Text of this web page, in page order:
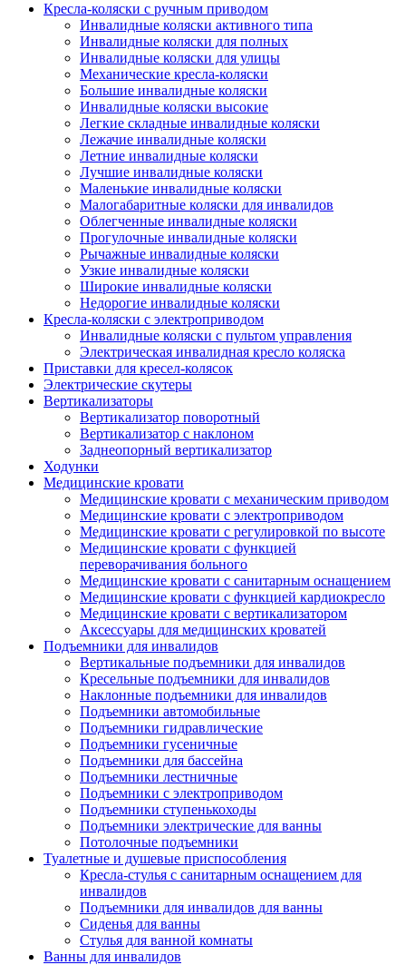
Кресла-коляски с ручным приводом
Инвалидные коляски активного типа
Инвалидные коляски для полных
Инвалидные коляски для улицы
Механические кресла-коляски
Большие инвалидные коляски
Инвалидные коляски высокие
Легкие складные инвалидные коляски
Лежачие инвалидные коляски
Летние инвалидные коляски
Лучшие инвалидные коляски
Маленькие инвалидные коляски
Малогабаритные коляски для инвалидов
Облегченные инвалидные коляски
Прогулочные инвалидные коляски
Рычажные инвалидные коляски
Узкие инвалидные коляски
Широкие инвалидные коляски
Недорогие инвалидные коляски
Кресла-коляски с электроприводом
Инвалидные коляски с пультом управления
Электрическая инвалидная кресло коляска
Приставки для кресел-колясок
Электрические скутеры
Вертикализаторы
Вертикализатор поворотный
Вертикализатор с наклоном
Заднеопорный вертикализатор
Ходунки
Медицинские кровати
Медицинские кровати с механическим приводом
Медицинские кровати с электроприводом
Медицинские кровати с регулировкой по высоте
Медицинские кровати с функцией
переворачивания больного
Медицинские кровати с санитарным оснащением
Медицинские кровати с функцией кардиокресло
Медицинские кровати с вертикализатором
Аксессуары для медицинских кроватей
Подъемники для инвалидов
Вертикальные подъемники для инвалидов
Кресельные подъемники для инвалидов
Наклонные подъемники для инвалидов
Подъемники автомобильные
Подъемники гидравлические
Подъемники гусеничные
Подъемники для бассейна
Подъемники лестничные
Подъемники с электроприводом
Подъемники ступенькоходы
Подъемники электрические для ванны
Потолочные подъемники
Туалетные и душевые приспособления
Кресла-стулья с санитарным оснащением для
инвалидов
Подъемники для инвалидов для ванны
Сиденья для ванны
Стулья для ванной комнаты
Ванны для инвалидов